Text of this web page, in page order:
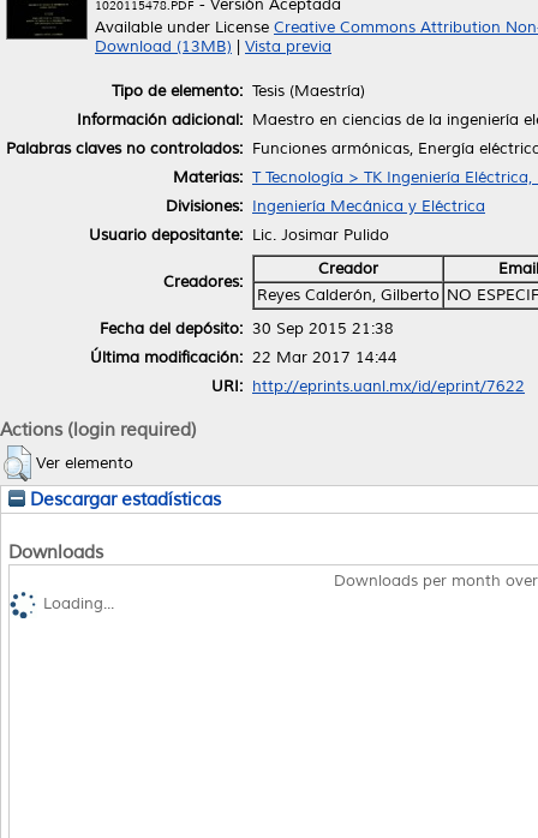
1020115478.PDF - Versión Aceptada
Available under License Creative Commons Attribution
Download (13MB)
Vista previa
Tipo de elemento: Tesis (Maestría)
Información adicional: Maestro en ciencias de la ingeniería
Palabras claves no controlados: Funciones armónicas, Energía
Materias: T Tecnología > TK Ingeniería
Divisiones: Ingeniería Mecánica y Eléctrica
Usuario depositante: Lic. Josimar Pulido
Creadores:
Creador
Email
Reyes Calderón, Gilberto NO
Fecha del depósito: 30 Sep 2015 21:38
Última modificación: 22 Mar 2017 14:44
URI: http://eprints.uanl.mx/id/eprint/7622
Actions (login required)
Ver elemento
Descargar estadísticas
Downloads
Downloads per month
Loading...